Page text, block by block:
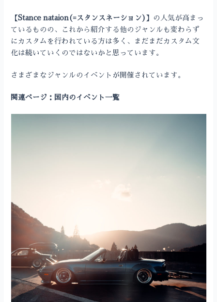
【Stance nataion(=スタンスネーション)】
の人気が高まっ
ているものの、これから紹介する他のジャンルも変わらず
にカスタムを行われている方は多く、まだまだカスタム文
化は続いていくのではないかと思っています。
さまざまなジャンルのイベントが開催されています。
関連ページ：国内のイベント一覧